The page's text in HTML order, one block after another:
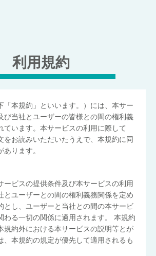
利用規約
「本規約」といいます。）には、本サー
び当社とユーザーの皆様との間の権利義
ています。本サービスの利用に際して
をお読みいただいたうえで、本規約に同
ります。
ービスの提供条件及び本サービスの利用
とユーザーとの間の権利義務関係を定め
とし、ユーザーと当社との間の本サービ
わる一切の関係に適用されます。 本規約
規約外における本サービスの説明等とが
、本規約の規定が優先して適用されるも